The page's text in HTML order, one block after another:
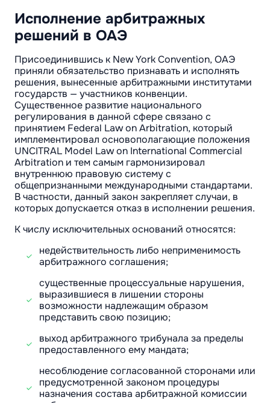
Исполнение арбитражных
решений в ОАЭ
Присоединившись к New York Convention, ОАЭ
приняли обязательство признавать и исполнять
решения, вынесенные арбитражными институтами
государств — участников конвенции.
Существенное развитие национального
регулирования в данной сфере связано с
принятием Federal Law on Arbitration, который
имплементировал основополагающие положения
UNCITRAL Model Law on International Commercial
Arbitration и тем самым гармонизировал
внутреннюю правовую систему с
общепризнанными международными стандартами.
В частности, данный закон закрепляет случаи, в
которых допускается отказ в исполнении решения.
К числу исключительных оснований относятся:
недействительность либо неприменимость
арбитражного соглашения;
существенные процессуальные нарушения,
выразившиеся в лишении стороны
возможности надлежащим образом
представить свою позицию;
выход арбитражного трибунала за пределы
предоставленного ему мандата;
несоблюдение согласованной сторонами или
предусмотренной законом процедуры
назначения состава арбитражной комиссии